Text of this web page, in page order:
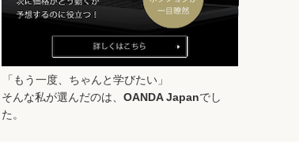
「もう一度、ちゃんと学びたい」
そんな私が選んだのは、 OANDA Japanでし
た。